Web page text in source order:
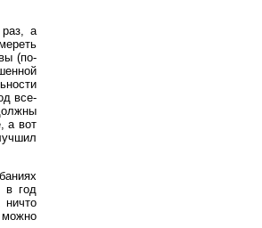
а
(по-
все-
а вот
в год